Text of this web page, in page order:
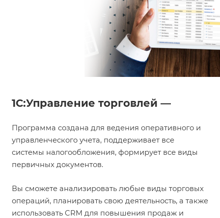
1С:Управление торговлей —
Программа создана для ведения оперативного и
управленческого учета, поддерживает все
системы налогообложения, формирует все виды
первичных документов.
Вы сможете анализировать любые виды торговых
операций, планировать свою деятельность, а также
использовать CRM для повышения продаж и